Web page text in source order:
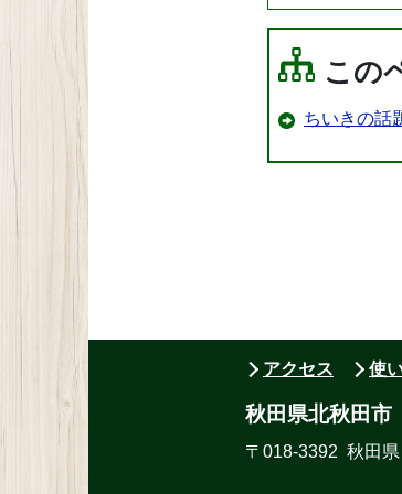
この
ちいきの話
アクセス 使
秋田県北秋田
〒018-3392 秋田